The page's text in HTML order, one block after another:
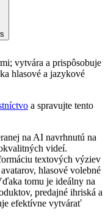
vytvára a prispôsobuje
hlasové a jazykové
a spravujte tento
na AI navrhnutú na
videí.
textových výziev
hlasové volebné
tomu je ideálny na
predajné ihriská a
efektívne vytvárať